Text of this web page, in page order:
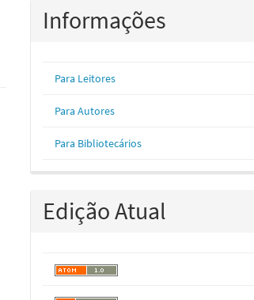
Informações
Para Leitores
Para Autores
Para Bibliotecários
Edição Atual